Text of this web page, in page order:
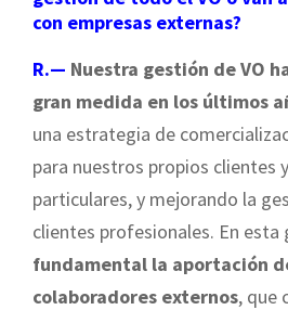
con empresas externas?
R.— Nuestra gestión de VO
gran medida en los últimos
una estrategia de
para nuestros propios clientes
particulares, y mejorando la
clientes profesionales. En esta
fundamental la aportación
colaboradores externos, que